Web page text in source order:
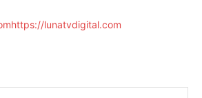
https://lunatvdigital.com